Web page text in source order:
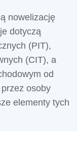
nowelizację
dotyczą
(PIT),
(CIT), a
od
osoby
elementy tych